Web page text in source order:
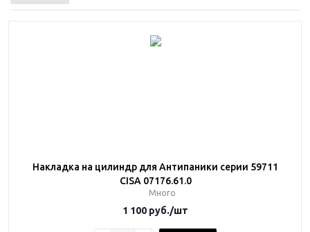
Накладка на цилиндр для Антипаники серии 59711
CISA 07176.61.0
Много
1 100 руб./шт